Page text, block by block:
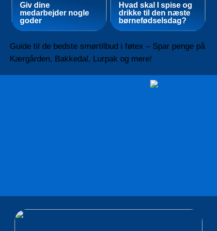
Giv dine
medarbejder nogle
goder
Hvad skal I spise og
drikke til den næste
børnefødselsdag?
Guide til de bedste smørtilbud i føtex – Spar penge på
Kærgården, Bakkedal, Lurpak og mere!